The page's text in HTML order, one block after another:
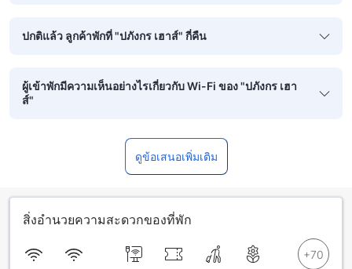
ปกติแล้ว ลูกค้าพักที่ "ปภังกร เฮาส์" กี่คืน
ผู้เข้าพักมีความเห็นอย่างไรเกี่ยวกับ Wi-Fi ของ "ปภังกร เฮา
ส์"
ดูข้อเสนอเพิ่มเติม
สิ่งอำนวยความสะดวกของที่พัก